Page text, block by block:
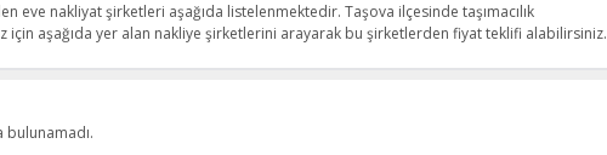
eve nakliyat şirketleri aşağıda listelenmektedir. Taşova ilçesinde taşımacılık
için aşağıda yer alan nakliye şirketlerini arayarak bu şirketlerden fiyat teklifi alabilirsiniz.